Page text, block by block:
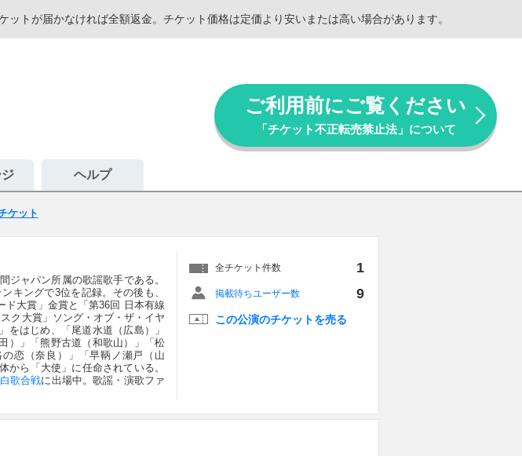
トが届かなければ全額返金。チケット価格は定価より安いまたは高い場合があります。
ご利用前にご覧ください
「チケット不正転売禁止法」について
ヘルプ
ケット
ジャパン所属の歌謡歌手である。
キングで3位を記録。その後も、
ド大賞」金賞と「第36回 日本有線
ク大賞」ソング・オブ・ザ・イヤ
はじめ、「尾道水道（広島）」
）」「熊野古道（和歌山）」「松
恋（奈良）」「早鞆ノ瀬戸（山
から「大使」に任命されている。
歌合戦に出場中。歌謡・演歌ファ
全チケット件数 1
掲載待ちユーザー数 9
この公演のチケットを売る